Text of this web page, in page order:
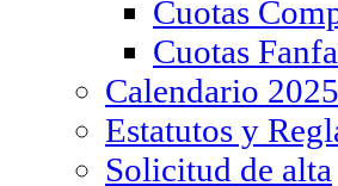
Cuotas
Cuotas
Calendario
Estatutos y
Solicitud de alta